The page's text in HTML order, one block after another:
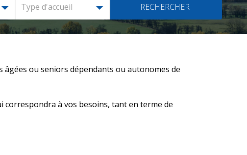
Type d'accueil RECHERCHER
âgées ou seniors dépendants ou autonomes de
correspondra à vos besoins, tant en terme de